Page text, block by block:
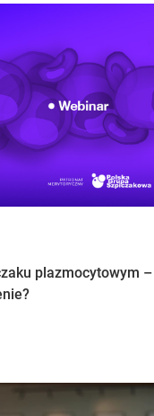
plazmocytowym –